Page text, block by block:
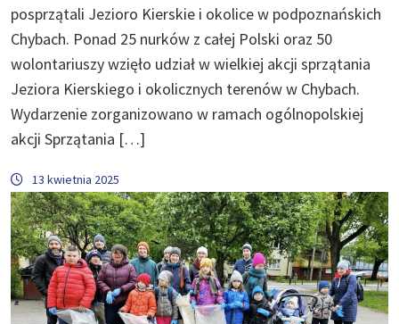
posprzątali Jezioro Kierskie i okolice w podpoznańskich
Chybach. Ponad 25 nurków z całej Polski oraz 50
wolontariuszy wzięło udział w wielkiej akcji sprzątania
Jeziora Kierskiego i okolicznych terenów w Chybach.
Wydarzenie zorganizowano w ramach ogólnopolskiej
akcji Sprzątania […]
13 kwietnia 2025